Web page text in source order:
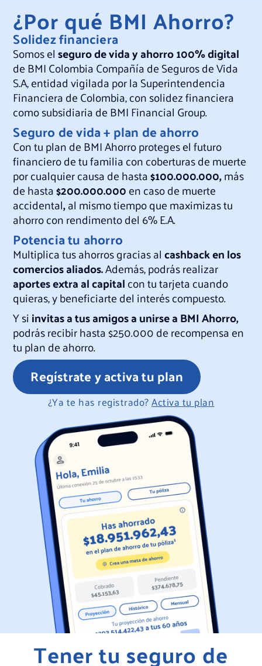
¿Por qué BMI Ahorro?
Solidez financiera
Somos elseguro de vida y ahorro 100% digital
de BMI Colombia Compañía de Seguros de Vida
S.A, entidad vigilada por la Superintendencia
Financiera de Colombia, con solidez financiera
como subsidiaria de BMI Financial Group.
Seguro de vida + plan de ahorro
Con tu plan de BMI Ahorro proteges el futuro
financiero de tu familia con coberturas de muerte
por cualquier causa de hasta$100.000.000,más
de hasta$200.000.000en caso de muerte
accidental,al mismo tiempo que maximizas tu
ahorro con rendimento del 6% E.A.
Potencia tu ahorro
Multiplica tus ahorros gracias alcashback en los
comercios aliados.Además, podrás realizar
aportes extra al capitalcon tu tarjeta cuando
quieras, y beneficiarte del interés compuesto.
Y siinvitas a tus amigos a unirse a BMI Ahorro,
podrás recibir hasta $250.000 de recompensa en
tu plan de ahorro.
Regístrate y activa tu plan
¿Ya te has registrado?Activa tu plan
Tener tu seguro de